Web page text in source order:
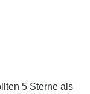
5 Sterne als